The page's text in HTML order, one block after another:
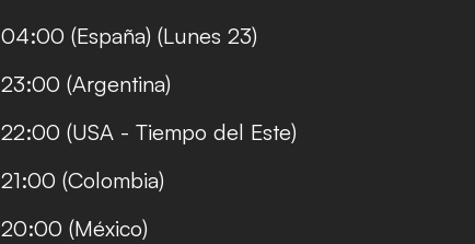
04:00 (España) (Lunes 23)
23:00 (Argentina)
22:00 (USA - Tiempo del Este)
21:00 (Colombia)
20:00 (México)